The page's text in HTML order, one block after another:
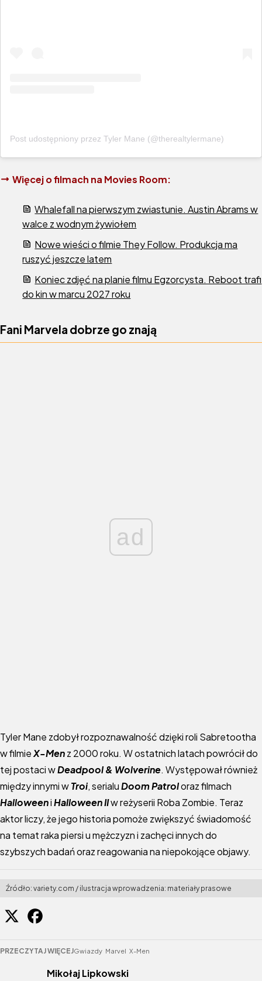
Post udostępniony przez Tyler Mane (@therealtylermane)
Więcej o filmach na Movies Room:
Whalefall na pierwszym zwiastunie. Austin Abrams w
walce z wodnym żywiołem
Nowe wieści o filmie They Follow. Produkcja ma
ruszyć jeszcze latem
Koniec zdjęć na planie filmu Egzorcysta. Reboot trafi
do kin w marcu 2027 roku
Fani Marvela dobrze go znają
ad
Tyler Mane zdobył rozpoznawalność dzięki roli Sabretootha
w filmieX-Menz 2000 roku. W ostatnich latach powrócił do
tej postaci wDeadpool & Wolverine. Występował również
między innymi wTroi, serialuDoom Patroloraz filmach
HalloweeniHalloween IIw reżyserii Roba Zombie. Teraz
aktor liczy, że jego historia pomoże zwiększyć świadomość
na temat raka piersi u mężczyzn i zachęci innych do
szybszych badań oraz reagowania na niepokojące objawy.
Źródło: variety.com / ilustracja wprowadzenia: materiały prasowe
PRZECZYTAJ WIĘCEJGwiazdy Marvel X-Men
Mikołaj Lipkowski